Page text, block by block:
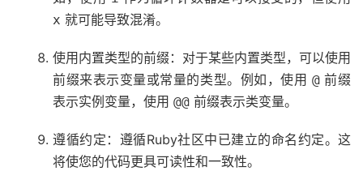
x 就可能导致混淆。
使用内置类型的前缀：对于某些内置类型，可以使用
前缀来表示变量或常量的类型。例如，使用 @前缀
表示实例变量，使用 @@ 前缀表示类变量。
遵循约定：遵循Ruby社区中已建立的命名约定。这
将使您的代码更具可读性和一致性。